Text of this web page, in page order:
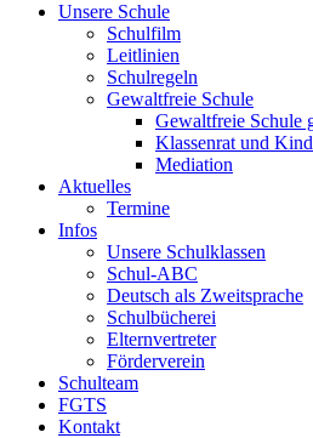
Unsere Schule
Schulfilm
Leitlinien
Schulregeln
Gewaltfreie Schule
Gewaltfreie Schule
Klassenrat und
Mediation
Aktuelles
Termine
Infos
Unsere Schulklassen
Schul-ABC
Deutsch als Zweitsprache
Schulbücherei
Elternvertreter
Förderverein
Schulteam
FGTS
Kontakt